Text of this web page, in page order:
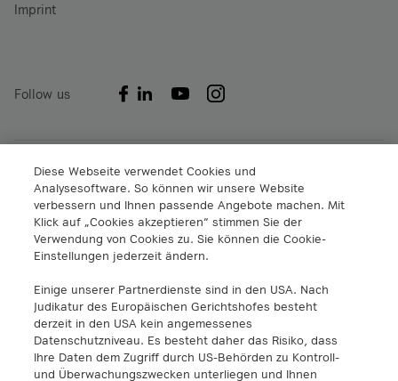
Imprint
Follow us
A1 Digital International GmbH & Co KG
Lassallestraße 9
1020 Wien
info@a1.digital
+43 5 06640
A1 Digital Spain S.L.
Calle Federico Salmón 13
28016 Madrid, España
info@a1.digital
Diese Webseite verwendet Cookies und
Analysesoftware. So können wir unsere Website
verbessern und Ihnen passende Angebote machen. Mit
Klick auf „Cookies akzeptieren“ stimmen Sie der
Verwendung von Cookies zu. Sie können die Cookie-
Einstellungen jederzeit ändern.
Einige unserer Partnerdienste sind in den USA. Nach
Judikatur des Europäischen Gerichtshofes besteht
derzeit in den USA kein angemessenes
Datenschutzniveau. Es besteht daher das Risiko, dass
Ihre Daten dem Zugriff durch US-Behörden zu Kontroll-
und Überwachungszwecken unterliegen und Ihnen